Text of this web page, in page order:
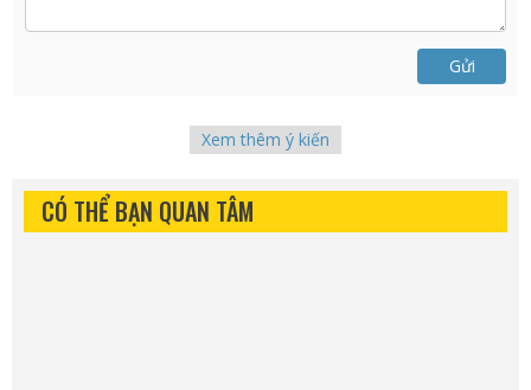
Gửi
Xem thêm ý kiến
CÓ THỂ BẠN QUAN TÂM